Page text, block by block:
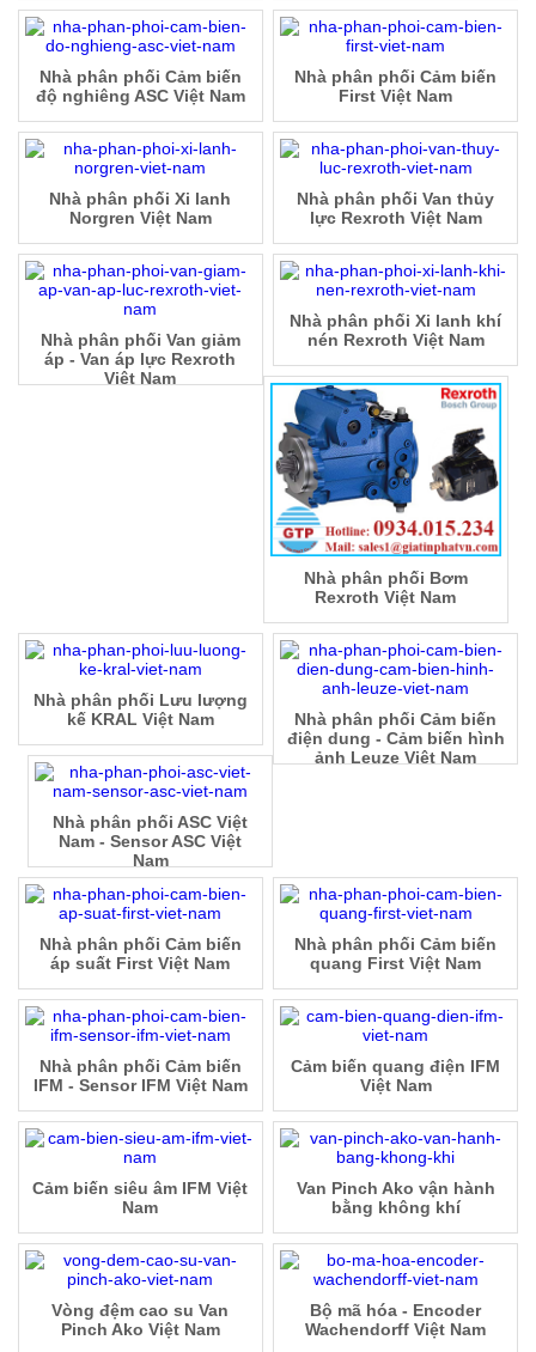
Nhà phân phối Cảm biến
độ nghiêng ASC Việt Nam
Nhà phân phối Cảm biến
First Việt Nam
Nhà phân phối Xi lanh
Norgren Việt Nam
Nhà phân phối Van thủy
lực Rexroth Việt Nam
Nhà phân phối Van giảm
áp - Van áp lực Rexroth
Việt Nam
Nhà phân phối Xi lanh khí
nén Rexroth Việt Nam
Nhà phân phối Bơm
Rexroth Việt Nam
Nhà phân phối Cảm biến
điện dung - Cảm biến hình
ảnh Leuze Việt Nam
Nhà phân phối Lưu lượng
kế KRAL Việt Nam
Nhà phân phối ASC Việt
Nam - Sensor ASC Việt
Nam
Nhà phân phối Cảm biến
áp suất First Việt Nam
Nhà phân phối Cảm biến
quang First Việt Nam
Nhà phân phối Cảm biến
IFM - Sensor IFM Việt Nam
Cảm biến quang điện IFM
Việt Nam
Cảm biến siêu âm IFM Việt
Nam
Van Pinch Ako vận hành
bằng không khí
Vòng đệm cao su Van
Pinch Ako Việt Nam
Bộ mã hóa - Encoder
Wachendorff Việt Nam